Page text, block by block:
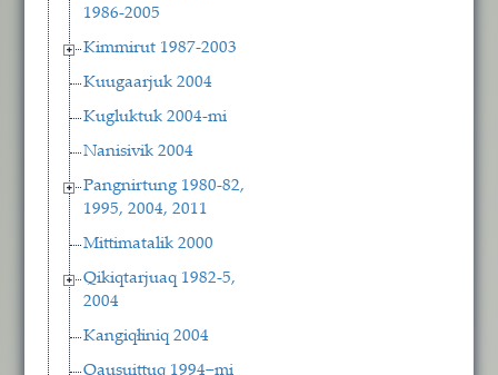
1986-2005
Kimmirut 1987-2003
Kuugaarjuk 2004
Kugluktuk 2004-mi
Nanisivik 2004
Pangnirtung 1980-82,
1995, 2004, 2011
Mittimatalik 2000
Qikiqtarjuaq 1982-5,
2004
Kangiqłiniq 2004
Qausuittuq 1994−mi